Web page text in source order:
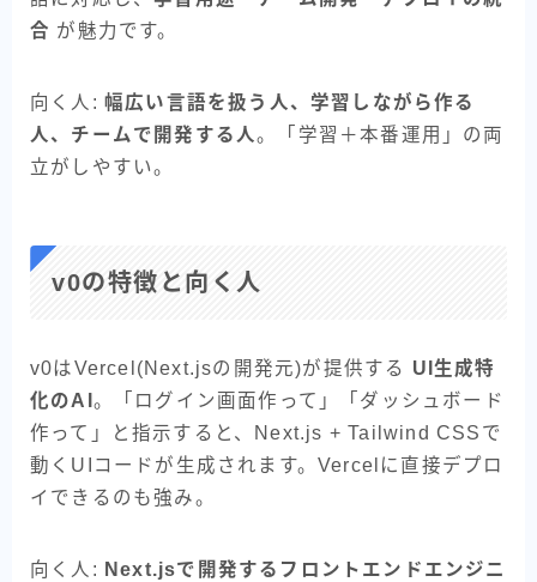
合 が魅力です。
向く人: 幅広い言語を扱う人、学習しながら作る
人、チームで開発する人。「学習＋本番運用」の両
立がしやすい。
v0の特徴と向く人
v0はVercel(Next.jsの開発元)が提供する UI生成特
化のAI 。「ログイン画面作って」「ダッシュボード
作って」と指示すると、Next.js + Tailwind CSSで
動くUIコードが生成されます。Vercelに直接デプロ
イできるのも強み。
向く人: Next.jsで開発するフロントエンドエンジニ